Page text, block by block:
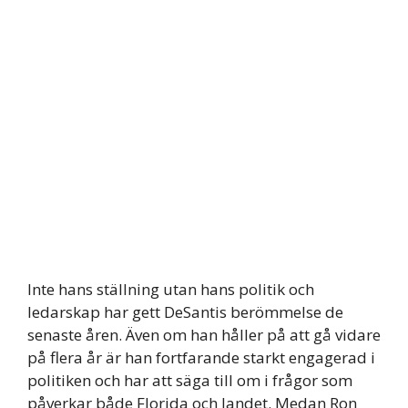
Inte hans ställning utan hans politik och
ledarskap har gett DeSantis berömmelse de
senaste åren. Även om han håller på att gå vidare
på flera år är han fortfarande starkt engagerad i
politiken och har att säga till om i frågor som
påverkar både Florida och landet. Medan Ron